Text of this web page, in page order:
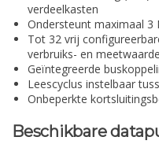
verdeelkasten
Ondersteunt maximaal 3
Tot 32 vrij
verbruiks- en
Geïntegreerde
Leescyclus instelbaar
Onbeperkte
Beschikbare